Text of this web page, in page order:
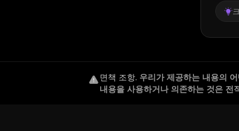
면책 조항. 우리가 제공하는 내용의
내용을 사용하거나 의존하는 것은 전